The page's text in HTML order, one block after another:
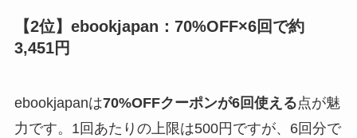
【2位】ebookjapan：70%OFF×6回で約
3,451円
ebookjapanは70%OFFクーポンが6回使える点が魅
力です。1回あたりの上限は500円ですが、6回分で